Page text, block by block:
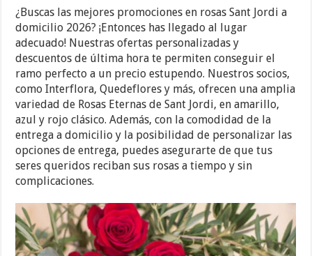
¿Buscas las mejores promociones en rosas Sant Jordi a
domicilio 2026? ¡Entonces has llegado al lugar
adecuado! Nuestras ofertas personalizadas y
descuentos de última hora te permiten conseguir el
ramo perfecto a un precio estupendo. Nuestros socios,
como Interflora, Quedeflores y más, ofrecen una amplia
variedad de Rosas Eternas de Sant Jordi, en amarillo,
azul y rojo clásico. Además, con la comodidad de la
entrega a domicilio y la posibilidad de personalizar las
opciones de entrega, puedes asegurarte de que tus
seres queridos reciban sus rosas a tiempo y sin
complicaciones.